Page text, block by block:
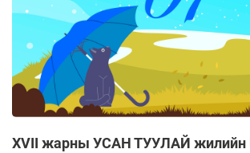
XVII жарны УСАН ТУУЛАЙ